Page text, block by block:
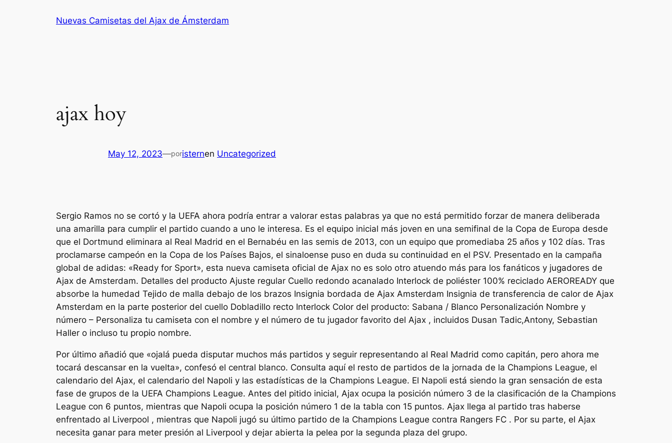
Nuevas Camisetas del Ajax de Ámsterdam
ajax hoy
May 12, 2023—poristernen Uncategorized
Sergio Ramos no se cortó y la UEFA ahora podría entrar a valorar estas palabras ya que no está permitido forzar de manera deliberada
una amarilla para cumplir el partido cuando a uno le interesa. Es el equipo inicial más joven en una semifinal de la Copa de Europa desde
que el Dortmund eliminara al Real Madrid en el Bernabéu en las semis de 2013, con un equipo que promediaba 25 años y 102 días. Tras
proclamarse campeón en la Copa de los Países Bajos, el sinaloense puso en duda su continuidad en el PSV. Presentado en la campaña
global de adidas: «Ready for Sport», esta nueva camiseta oficial de Ajax no es solo otro atuendo más para los fanáticos y jugadores de
Ajax de Amsterdam. Detalles del producto Ajuste regular Cuello redondo acanalado Interlock de poliéster 100% reciclado AEROREADY que
absorbe la humedad Tejido de malla debajo de los brazos Insignia bordada de Ajax Amsterdam Insignia de transferencia de calor de Ajax
Amsterdam en la parte posterior del cuello Dobladillo recto Interlock Color del producto: Sabana / Blanco Personalización Nombre y
número – Personaliza tu camiseta con el nombre y el número de tu jugador favorito del Ajax , incluidos Dusan Tadic,Antony, Sebastian
Haller o incluso tu propio nombre.
Por último añadió que «ojalá pueda disputar muchos más partidos y seguir representando al Real Madrid como capitán, pero ahora me
tocará descansar en la vuelta», confesó el central blanco. Consulta aquí el resto de partidos de la jornada de la Champions League, el
calendario del Ajax, el calendario del Napoli y las estadísticas de la Champions League. El Napoli está siendo la gran sensación de esta
fase de grupos de la UEFA Champions League. Antes del pitido inicial, Ajax ocupa la posición número 3 de la clasificación de la Champions
League con 6 puntos, mientras que Napoli ocupa la posición número 1 de la tabla con 15 puntos. Ajax llega al partido tras haberse
enfrentado al Liverpool , mientras que Napoli jugó su último partido de la Champions League contra Rangers FC . Por su parte, el Ajax
necesita ganar para meter presión al Liverpool y dejar abierta la pelea por la segunda plaza del grupo.